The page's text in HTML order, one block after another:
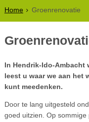
Home Groenrenovatie
In Hendrik-Ido-Ambacht
leest u waar we aan het
kunt meedenken.
Door te lang uitgesteld
goed uitzien. Op